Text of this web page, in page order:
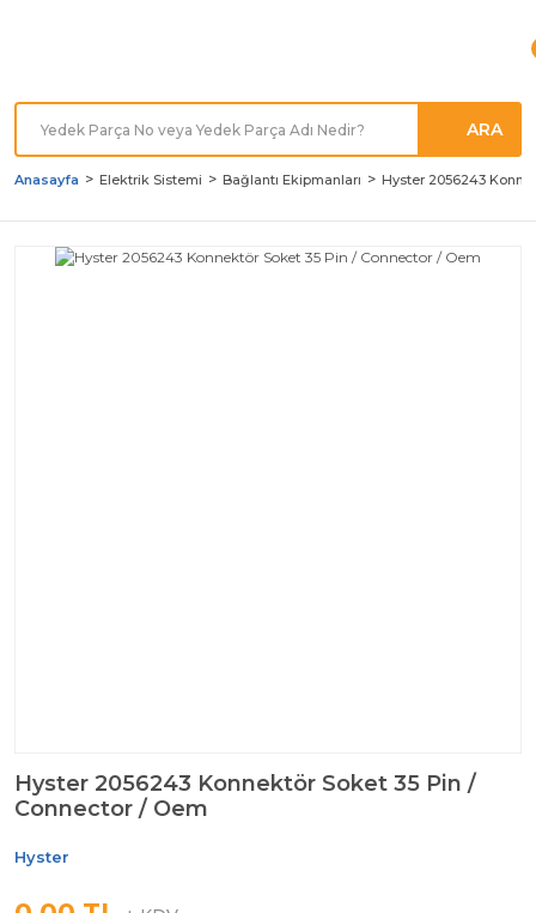
ARA
Anasayfa Elektrik Sistemi Bağlantı Ekipmanları Hyster 2056243
Hyster 2056243 Konnektör Soket 35 Pin /
Connector / Oem
Hyster